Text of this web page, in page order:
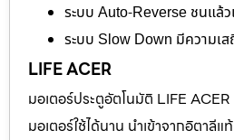
ระบบ Auto-Reverse ชนแล้
ระบบ Slow Down มีความเ
LIFE ACER
มอเตอร์ประตูอัตโนมัติ LIFE
มอเตอร์ใช้ได้นาน นำเข้าจากอิตาลี